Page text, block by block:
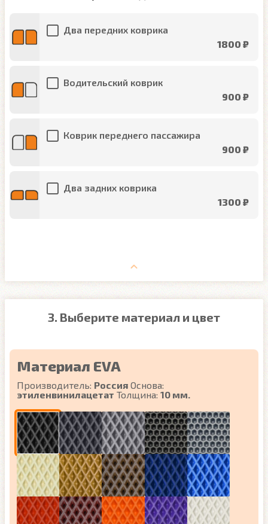
Два передних коврика
1800 ₽
Водительский коврик
900 ₽
Коврик переднего пассажира
900 ₽
Два задних коврика
1300 ₽
3. Выберите материал и цвет
Материал EVA
Производитель: Россия Основа:
этиленвинилацетат Толщина: 10 мм.